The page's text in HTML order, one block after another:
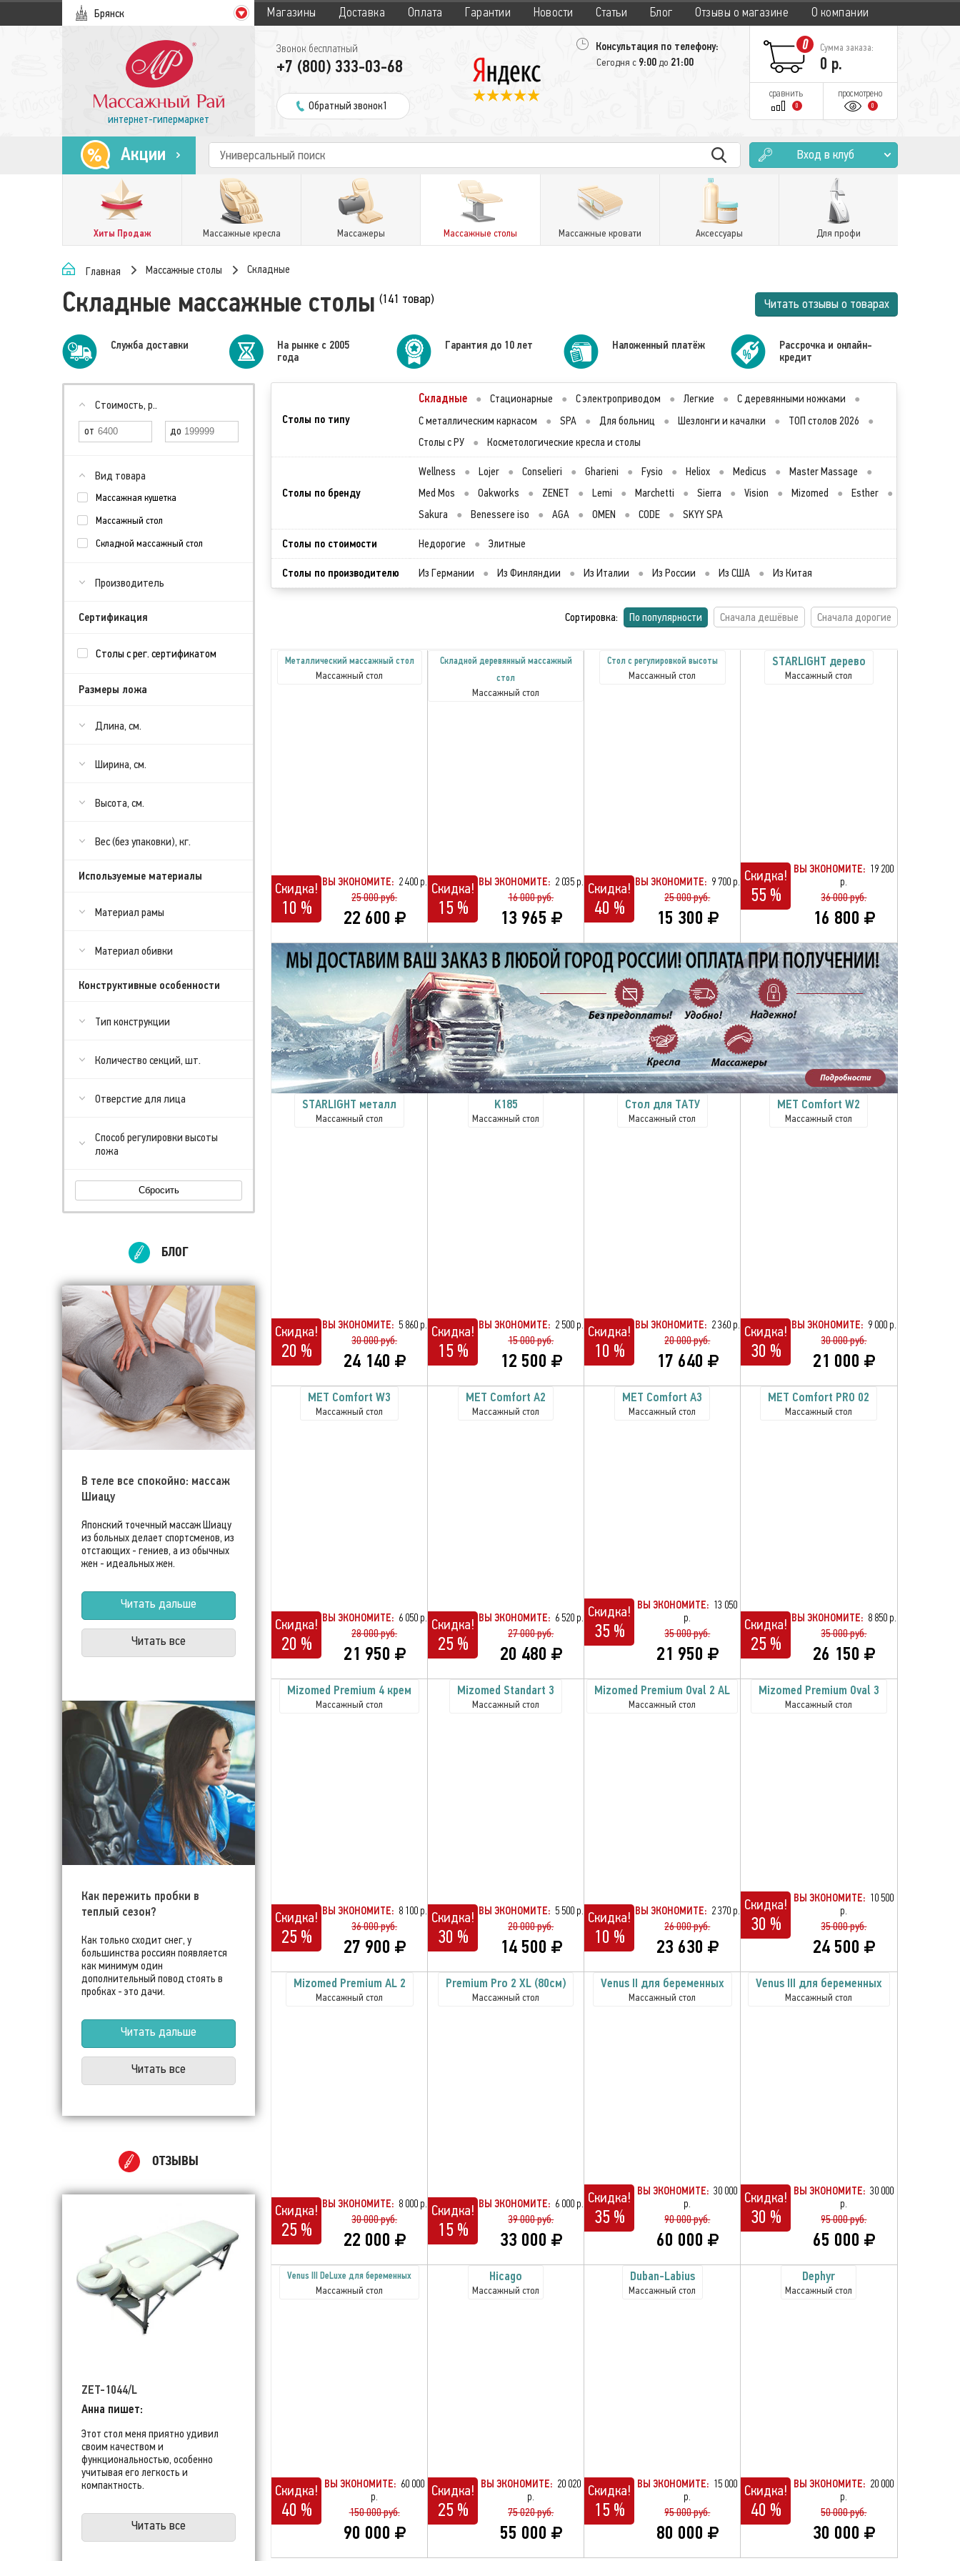
Брянск Магазины Доставка Оплата Гарантии Новости Статьи Блог Отзывы о магазине О компании
интернет-гипермаркет
Звонок бесплатный
+7 (800) 333-03-68
Обратный звонок1
Консультация по телефону:
Сегодня с 9:00до 21:00
0 Сумма заказа:
0 р.
сравнить
0
просмотрено
0
Акции Вход в клуб
Хиты Продаж Массажные кресла Массажеры Массажные столы Массажные кровати Аксессуары Для профи
Главная Массажные столы Складные
Складные массажные столы (141 товар) Читать отзывы о товарах
Cлужба доставки
На рынке с 2005
года
Гарантия до 10 лет Наложенный платёж
Рассрочка и онлайн-
кредит
Стоимость, р..
Вид товара
Массажная кушетка
Массажный стол
Складной массажный стол
Производитель
Сертификация
Столы с рег. сертификатом
Размеры ложа
Длина, см.
Ширина, см.
Высота, см.
Вес (без упаковки), кг.
Используемые материалы
Материал рамы
Материал обивки
Конструктивные особенности
Тип конструкции
Количество секций, шт.
Отверстие для лица
Способ регулировки высоты
ложа
Сбросить
БЛОГ
В теле все спокойно: массаж
Шиацу
Японский точечный массаж Шиацу
из больных делает спортсменов, из
отстающих - гениев, а из обычных
жен - идеальных жен.
Читать дальше
Читать все
Как пережить пробки в
теплый сезон?
Как только сходит снег, у
большинства россиян появляется
как минимум один
дополнительный повод стоять в
пробках - это дачи.
Читать дальше
Читать все
ОТЗЫВЫ
ZET-1044/L
Анна пишет:
Этот стол меня приятно удивил
своим качеством и
функциональностью, особенно
учитывая его легкость и
компактность.
Читать все
Столы по типу
Складные ● Стационарные ● С электроприводом ● Легкие ● С деревянными ножками
●
С металлическим каркасом
● SPA ● Для больниц ● Шезлонги и качалки ● ТОП столов 2026
●
Столы с РУ
● Косметологические кресла и столы
Столы по бренду
Wellness ● Lojer ● Conselieri ● Gharieni ● Fysio ● Heliox ● Medicus ● Master Massage
●
Med Mos
● Oakworks ● ZENET ● Lemi ● Marchetti ● Sierra ● Vision ● Mizomed ● Esther
●
Sakura
● Benessere iso ● AGA ● OMEN ● CODE ● SKYY SPA
Столы по стоимости Недорогие ● Элитные
Столы по производителю Из Германии ● Из Финляндии ● Из Италии ● Из России ● Из США ● Из Китая
Сортировка: По популярности Сначала дешёвые Сначала дорогие
Металлический массажный стол
Массажный стол
Скидка!
10 %
ВЫ ЭКОНОМИТЕ: 2 400 р.
25 000 руб.
22 600
Складной деревянный массажный
стол
Массажный стол
Скидка!
15 %
ВЫ ЭКОНОМИТЕ: 2 035 р.
16 000 руб.
13 965
Cтол с регулировкой высоты
Массажный стол
Скидка!
40 %
ВЫ ЭКОНОМИТЕ: 9 700 р.
25 000 руб.
15 300
STARLIGHT дерево
Массажный стол
Скидка!
55 %
ВЫ ЭКОНОМИТЕ: 19 200
р.
36 000 руб.
16 800
STARLIGHT металл
Массажный стол
Скидка!
20 %
ВЫ ЭКОНОМИТЕ: 5 860 р.
30 000 руб.
24 140
K185
Массажный стол
Скидка!
15 %
ВЫ ЭКОНОМИТЕ: 2 500 р.
15 000 руб.
12 500
Cтол для ТАТУ
Массажный стол
Скидка!
10 %
ВЫ ЭКОНОМИТЕ: 2 360 р.
20 000 руб.
17 640
MET Comfort W2
Массажный стол
Скидка!
30 %
ВЫ ЭКОНОМИТЕ: 9 000 р.
30 000 руб.
21 000
MET Comfort W3
Массажный стол
Скидка!
20 %
ВЫ ЭКОНОМИТЕ: 6 050 р.
28 000 руб.
21 950
MET Comfort A2
Массажный стол
Скидка!
25 %
ВЫ ЭКОНОМИТЕ: 6 520 р.
27 000 руб.
20 480
MET Comfort A3
Массажный стол
Скидка!
35 %
ВЫ ЭКОНОМИТЕ: 13 050
р.
35 000 руб.
21 950
MET Comfort PRO 02
Массажный стол
Скидка!
25 %
ВЫ ЭКОНОМИТЕ: 8 850 р.
35 000 руб.
26 150
Mizomed Premium 4 крем
Массажный стол
Скидка!
25 %
ВЫ ЭКОНОМИТЕ: 8 100 р.
36 000 руб.
27 900
Mizomed Standart 3
Массажный стол
Скидка!
30 %
ВЫ ЭКОНОМИТЕ: 5 500 р.
20 000 руб.
14 500
Mizomed Premium Oval 2 AL
Массажный стол
Скидка!
10 %
ВЫ ЭКОНОМИТЕ: 2 370 р.
26 000 руб.
23 630
Mizomed Premium Oval 3
Массажный стол
Скидка!
30 %
ВЫ ЭКОНОМИТЕ: 10 500
р.
35 000 руб.
24 500
Mizomed Premium AL 2
Массажный стол
Скидка!
25 %
ВЫ ЭКОНОМИТЕ: 8 000 р.
30 000 руб.
22 000
Premium Pro 2 XL (80см)
Массажный стол
Скидка!
15 %
ВЫ ЭКОНОМИТЕ: 6 000 р.
39 000 руб.
33 000
Venus II для беременных
Массажный стол
Скидка!
35 %
ВЫ ЭКОНОМИТЕ: 30 000
р.
90 000 руб.
60 000
Venus III для беременных
Массажный стол
Скидка!
30 %
ВЫ ЭКОНОМИТЕ: 30 000
р.
95 000 руб.
65 000
Venus III DeLuxe для беременных
Массажный стол
Скидка!
40 %
ВЫ ЭКОНОМИТЕ: 60 000
р.
150 000 руб.
90 000
Hicago
Массажный стол
Скидка!
25 %
ВЫ ЭКОНОМИТЕ: 20 020
р.
75 020 руб.
55 000
Duban-Labius
Массажный стол
Скидка!
15 %
ВЫ ЭКОНОМИТЕ: 15 000
р.
95 000 руб.
80 000
Dephyr
Массажный стол
Скидка!
40 %
ВЫ ЭКОНОМИТЕ: 20 000
р.
50 000 руб.
30 000